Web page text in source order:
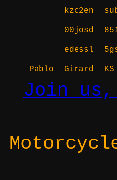
kzc2en
00josd
edessl
Pablo Girard KS
Join